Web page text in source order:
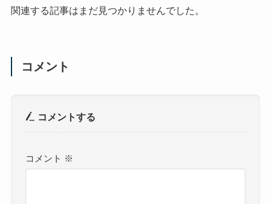
関連する記事はまだ見つかりませんでした。
コメント
コメントする
コメント ※